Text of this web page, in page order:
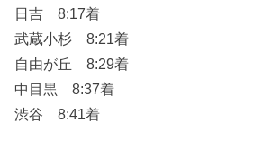
日吉 8:17着
武蔵小杉 8:21着
自由が丘 8:29着
中目黒 8:37着
渋谷 8:41着